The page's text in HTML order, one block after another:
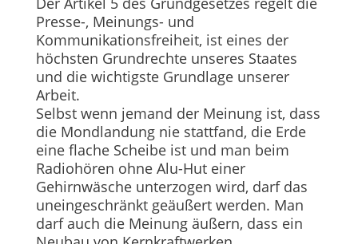
Presse-, Meinungs- und
Kommunikationsfreiheit, ist eines der
höchsten Grundrechte unseres Staates
und die wichtigste Grundlage unserer
Arbeit.
Selbst wenn jemand der Meinung ist, dass
die Mondlandung nie stattfand, die Erde
eine flache Scheibe ist und man beim
Radiohören ohne Alu-Hut einer
Gehirnwäsche unterzogen wird, darf das
uneingeschränkt geäußert werden. Man
darf auch die Meinung äußern, dass ein